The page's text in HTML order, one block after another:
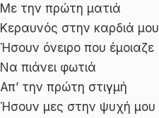
Με την πρώτη ματιά
Κεραυνός στην καρδιά μου
Ήσουν όνειρο που έμοιαζε
Να πιάνει φωτιά
Απ’ την πρώτη στιγμή
Ήσουν μες στην ψυχή μου